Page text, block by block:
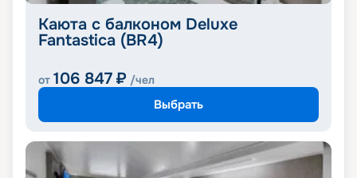
Каюта с балконом Deluxe
Fantastica (BR4)
от 106 847 ₽ /чел
Выбрать